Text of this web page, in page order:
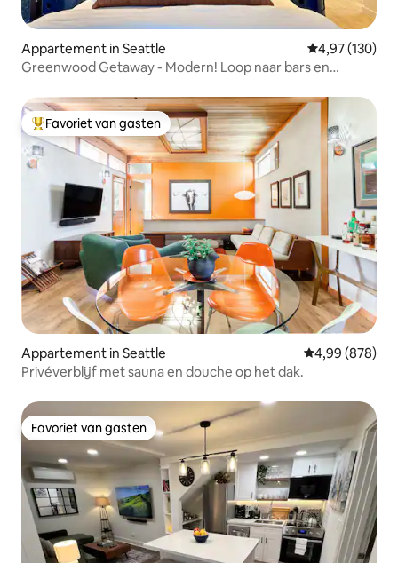
Appartement in Seattle Gemiddelde
4,97 (130)
Greenwood Getaway - Modern! Loop naar bars en
Topfavoriet van gasten
Favoriet van gasten
Appartement in Seattle Gemiddelde
4,99 (878)
Privéverblijf met sauna en douche op het dak.
Favoriet van gasten
Favoriet van gasten